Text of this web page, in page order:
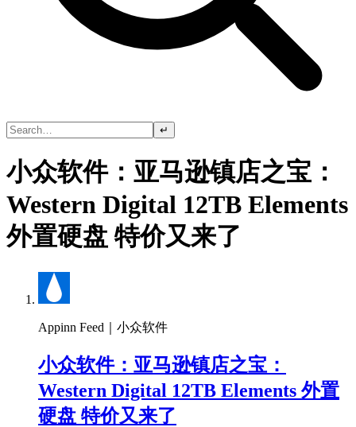
↵
小众软件：亚马逊镇店之宝：
Western Digital 12TB Elements
外置硬盘 特价又来了
Appinn Feed｜小众软件
小众软件：亚马逊镇店之宝：
Western Digital 12TB Elements 外置
硬盘 特价又来了